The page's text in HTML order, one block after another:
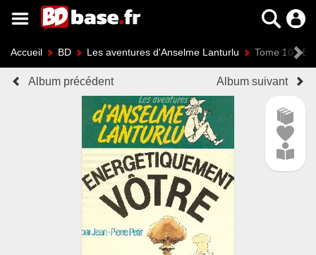
Accueil BD Les aventures d'Anselme Lanturlu Tome 10 :
Album précédent Album suivant